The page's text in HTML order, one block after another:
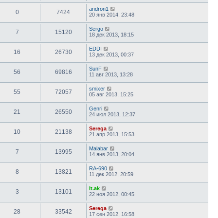
0 7424
andron1
20 янв 2014, 23:48
7 15120
Sergo
18 дек 2013, 18:15
16 26730
EDDI
13 дек 2013, 00:37
56 69816
SunF
11 авг 2013, 13:28
55 72057
smixer
05 авг 2013, 15:25
21 26550
Genri
24 июл 2013, 12:37
10 21138
Serega
21 апр 2013, 15:53
7 13995
Malabar
14 янв 2013, 20:04
8 13821
RA-690
11 дек 2012, 20:59
3 13101
lt.ak
22 ноя 2012, 00:45
28 33542
Serega
17 сен 2012, 16:58